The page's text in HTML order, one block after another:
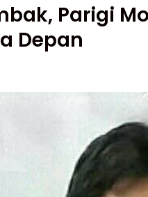
Parigi
Depan